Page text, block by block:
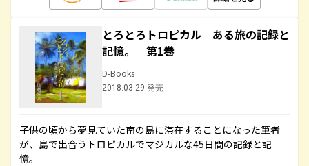
とろとろトロピカル ある旅の記録と
記憶。 第1巻
D-Books
2018.03.29 発売
子供の頃から夢見ていた南の島に滞在することになった筆者
が、島で出合うトロピカルでマジカルな45日間の記録と記
憶。